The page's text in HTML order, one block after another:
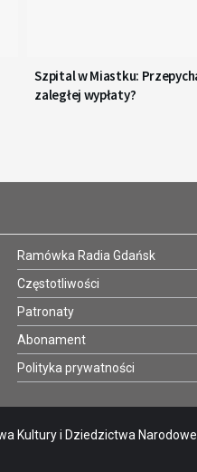
Szpital w Miastku:
zaległej wypłaty?
Ramówka Radia Gdańsk
Częstotliwości
Patronaty
Abonament
Polityka prywatności
Kultury i Dziedzictwa